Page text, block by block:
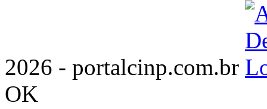
2026 - portalcinp.com.br
OK